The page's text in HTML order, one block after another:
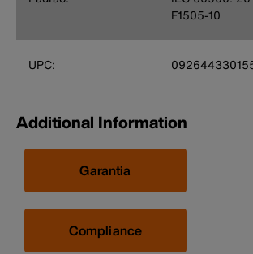
F1505-10
UPC:
Additional Information
Garantia
Compliance